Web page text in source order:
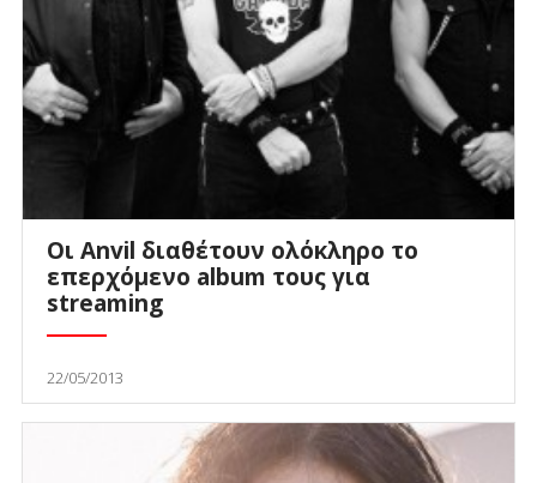
Οι Anvil διαθέτουν ολόκληρο το
επερχόμενο album τους για
streaming
22/05/2013